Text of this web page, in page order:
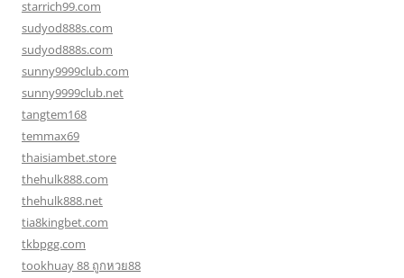
starrich99.com
sudyod888s.com
sudyod888s.com
sunny9999club.com
sunny9999club.net
tangtem168
temmax69
thaisiambet.store
thehulk888.com
thehulk888.net
tia8kingbet.com
tkbpgg.com
tookhuay 88 ถูกหวย88